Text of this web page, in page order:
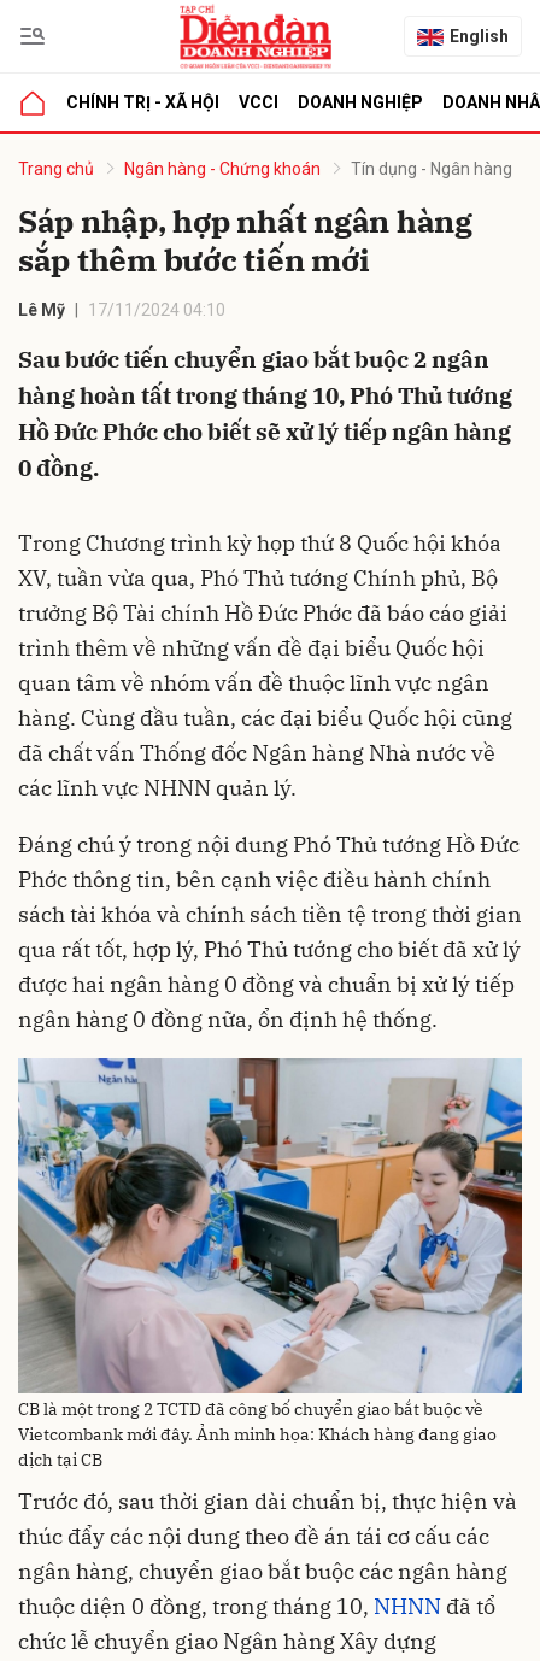
English
CHÍNH TRỊ - XÃ HỘI VCCI DOANH NGHIỆP DOANH
Trang chủ Ngân hàng - Chứng khoán Tín dụng - Ngân hàng
Sáp nhập, hợp nhất ngân hàng
sắp thêm bước tiến mới
Lê Mỹ 17/11/2024 04:10
Sau bước tiến chuyển giao bắt buộc 2 ngân
hàng hoàn tất trong tháng 10, Phó Thủ tướng
Hồ Đức Phớc cho biết sẽ xử lý tiếp ngân hàng
0 đồng.
Trong Chương trình kỳ họp thứ 8 Quốc hội khóa
XV, tuần vừa qua, Phó Thủ tướng Chính phủ, Bộ
trưởng Bộ Tài chính Hồ Đức Phớc đã báo cáo giải
trình thêm về những vấn đề đại biểu Quốc hội
quan tâm về nhóm vấn đề thuộc lĩnh vực ngân
hàng. Cùng đầu tuần, các đại biểu Quốc hội cũng
đã chất vấn Thống đốc Ngân hàng Nhà nước về
các lĩnh vực NHNN quản lý.
Đáng chú ý trong nội dung Phó Thủ tướng Hồ Đức
Phớc thông tin, bên cạnh việc điều hành chính
sách tài khóa và chính sách tiền tệ trong thời gian
qua rất tốt, hợp lý, Phó Thủ tướng cho biết đã xử lý
được hai ngân hàng 0 đồng và chuẩn bị xử lý tiếp
ngân hàng 0 đồng nữa, ổn định hệ thống.
CB là một trong 2 TCTD đã công bố chuyển giao bắt buộc về
Vietcombank mới đây. Ảnh minh họa: Khách hàng đang giao
dịch tại CB
Trước đó, sau thời gian dài chuẩn bị, thực hiện và
thúc đẩy các nội dung theo đề án tái cơ cấu các
ngân hàng, chuyển giao bắt buộc các ngân hàng
thuộc diện 0 đồng, trong tháng 10, NHNN đã tổ
chức lễ chuyển giao Ngân hàng Xây dựng
luận
Hủy